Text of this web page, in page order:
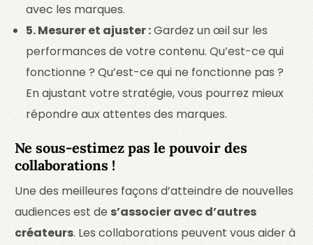
avec les marques.
5. Mesurer et ajuster :Gardez un œil sur les
performances de votre contenu. Qu’est-ce qui
fonctionne ? Qu’est-ce qui ne fonctionne pas ?
En ajustant votre stratégie, vous pourrez mieux
répondre aux attentes des marques.
Ne sous-estimez pas le pouvoir des
collaborations !
Une des meilleures façons d’atteindre de nouvelles
audiences est des’associer avec d’autres
créateurs. Les collaborations peuvent vous aider à